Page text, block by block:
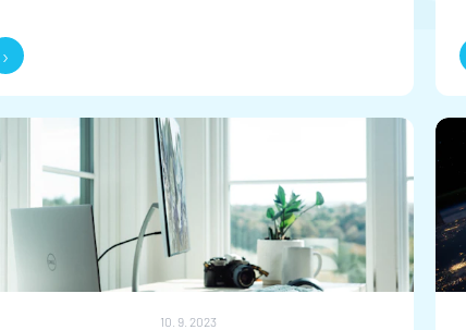
›
10. 9. 2023